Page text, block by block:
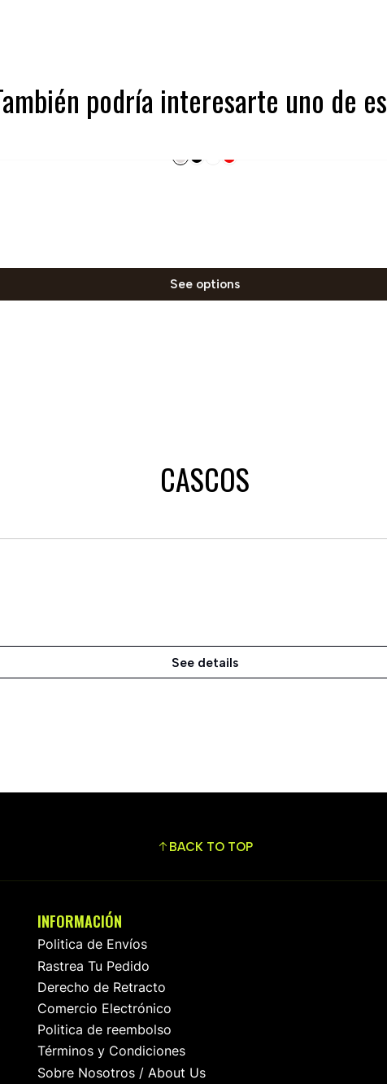
podría interesarte uno de
See options
CASCOS
See details
BACK TO TOP
INFORMACIÓN
Politica de Envíos
Rastrea Tu Pedido
Derecho de Retracto
Comercio Electrónico
Politica de reembolso
Términos y Condiciones
Sobre Nosotros / About Us